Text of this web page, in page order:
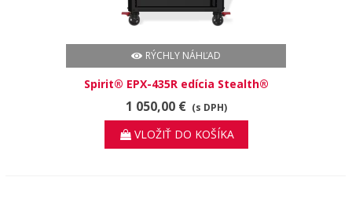
RÝCHLY NÁHĽAD
Spirit® EPX-435R edícia Stealth®
1 050,00 € (s DPH)
VLOŽIŤ DO KOŠÍKA